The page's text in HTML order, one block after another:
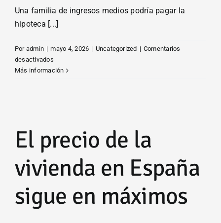
Una familia de ingresos medios podría pagar la
hipoteca [...]
Por admin | mayo 4, 2026 | Uncategorized | Comentarios
desactivadosen
Una
pagar
la
de
la
de
Más información
El precio de la
vivienda en España
sigue en máximos